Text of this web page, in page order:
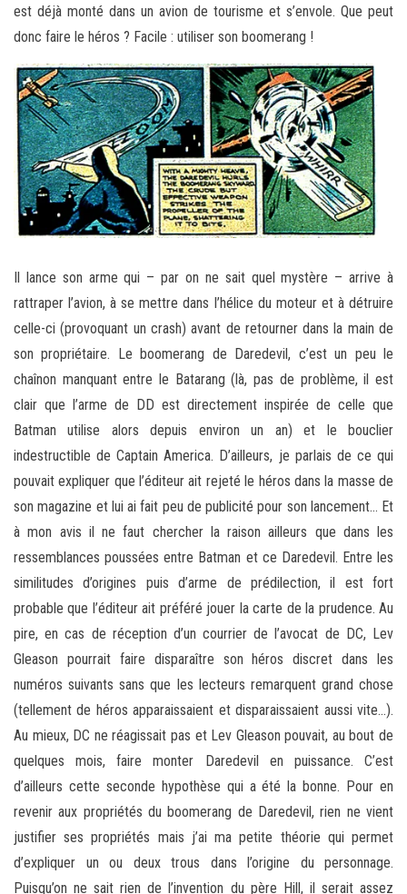
est déjà monté dans un avion de tourisme et s’envole. Que peut
donc faire le héros ? Facile : utiliser son boomerang !
Il lance son arme qui – par on ne sait quel mystère – arrive à
rattraper l’avion, à se mettre dans l’hélice du moteur et à détruire
celle-ci (provoquant un crash) avant de retourner dans la main de
son propriétaire. Le boomerang de Daredevil, c’est un peu le
chaînon manquant entre le Batarang (là, pas de problème, il est
clair que l’arme de DD est directement inspirée de celle que
Batman utilise alors depuis environ un an) et le bouclier
indestructible de Captain America. D’ailleurs, je parlais de ce qui
pouvait expliquer que l’éditeur ait rejeté le héros dans la masse de
son magazine et lui ai fait peu de publicité pour son lancement… Et
à mon avis il ne faut chercher la raison ailleurs que dans les
ressemblances poussées entre Batman et ce Daredevil. Entre les
similitudes d’origines puis d’arme de prédilection, il est fort
probable que l’éditeur ait préféré jouer la carte de la prudence. Au
pire, en cas de réception d’un courrier de l’avocat de DC, Lev
Gleason pourrait faire disparaître son héros discret dans les
numéros suivants sans que les lecteurs remarquent grand chose
(tellement de héros apparaissaient et disparaissaient aussi vite…).
Au mieux, DC ne réagissait pas et Lev Gleason pouvait, au bout de
quelques mois, faire monter Daredevil en puissance. C’est
d’ailleurs cette seconde hypothèse qui a été la bonne. Pour en
revenir aux propriétés du boomerang de Daredevil, rien ne vient
justifier ses propriétés mais j’ai ma petite théorie qui permet
d’expliquer un ou deux trous dans l’origine du personnage.
Puisqu’on ne sait rien de l’invention du père Hill, il serait assez